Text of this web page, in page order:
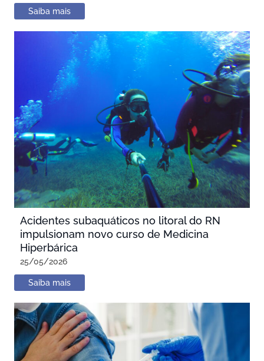
Saiba mais
Acidentes subaquáticos no litoral do RN
impulsionam novo curso de Medicina
Hiperbárica
25/05/2026
Saiba mais